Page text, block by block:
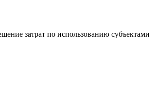
затрат по использованию субъектами